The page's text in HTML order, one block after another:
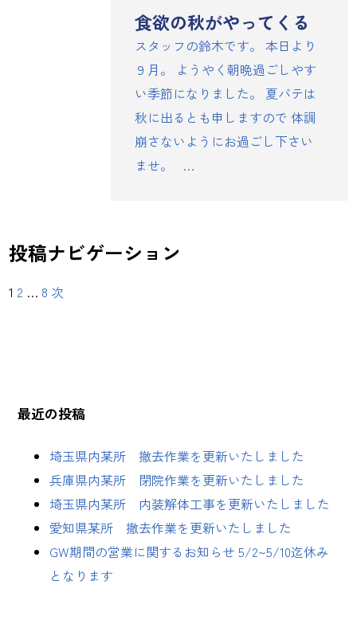
食欲の秋がやってくる
スタッフの鈴木です。 本日より
９月。 ようやく朝晩過ごしやす
い季節になりました。 夏バテは
秋に出るとも申しますので 体調
崩さないようにお過ごし下さい
ませ。 …
投稿ナビゲーション
1 2 … 8 次
最近の投稿
埼玉県内某所 撤去作業を更新いたしました
兵庫県内某所 閉院作業を更新いたしました
埼玉県内某所 内装解体工事を更新いたしました
愛知県某所 撤去作業を更新いたしました
GW期間の営業に関するお知らせ 5/2~5/10迄休み
となります